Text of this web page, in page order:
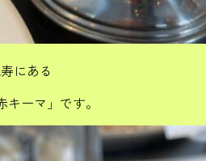
にある
ーマ」です。